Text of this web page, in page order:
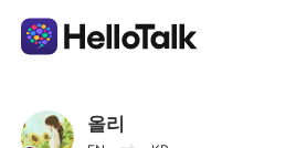
語言交換應用
올리